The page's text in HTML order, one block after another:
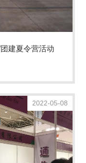
建夏令营活动
2022-05-08